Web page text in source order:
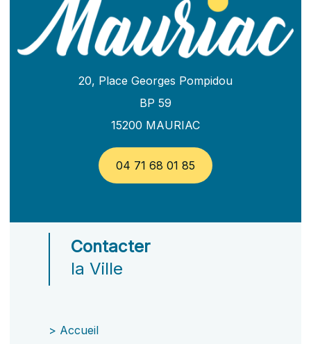
20, Place Georges Pompidou
BP 59
15200 MAURIAC
04 71 68 01 85
Contacter
la Ville
> Accueil